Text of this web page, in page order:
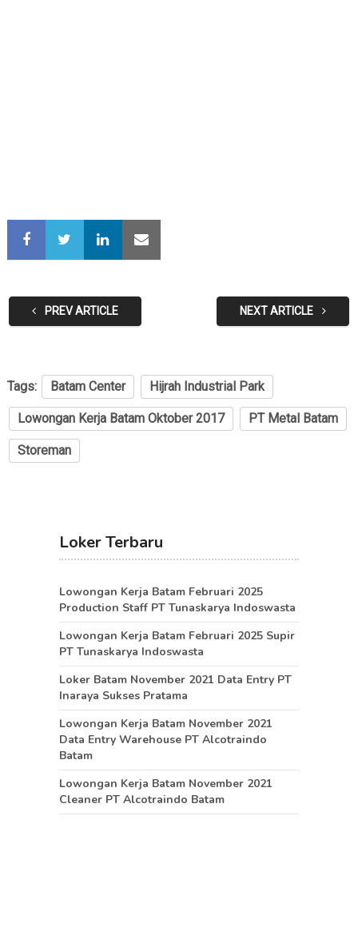
PREV ARTICLE NEXT ARTICLE
Tags: Batam Center Hijrah Industrial Park
Lowongan Kerja Batam Oktober 2017 PT Metal Batam
Storeman
Loker Terbaru
Lowongan Kerja Batam Februari 2025
Production Staff PT Tunaskarya Indoswasta
Lowongan Kerja Batam Februari 2025 Supir
PT Tunaskarya Indoswasta
Loker Batam November 2021 Data Entry PT
Inaraya Sukses Pratama
Lowongan Kerja Batam November 2021
Data Entry Warehouse PT Alcotraindo
Batam
Lowongan Kerja Batam November 2021
Cleaner PT Alcotraindo Batam